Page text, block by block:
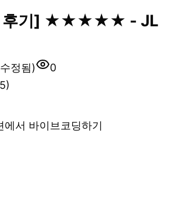
후기] ★★★★★ - JL
정됨)
0
서 바이브코딩하기